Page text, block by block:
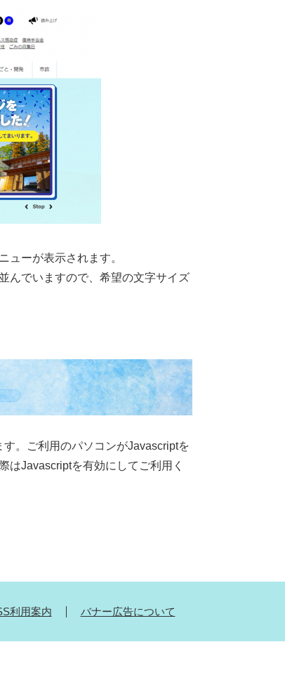
ューが表示されます。
んでいますので、希望の文字サイズ
。ご利用のパソコンがJavascriptを
はJavascriptを有効にしてご利用く
利用案内 バナー広告について